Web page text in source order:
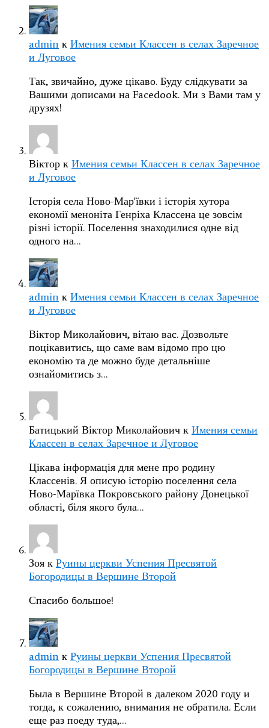
admin к Имения семьи Классен в селах Заречное
и Луговое
Так, звичайно, дуже цікаво. Буду слідкувати за
Вашими дописами на Facedook. Ми з Вами там у
друзях!
Віктор к Имения семьи Классен в селах Заречное
и Луговое
Історія села Ново-Мар'ївки і історія хутора
економії меноніта Генріха Классена це зовсім
різні історії. Поселення знаходилися одне від
одного на…
admin к Имения семьи Классен в селах Заречное
и Луговое
Віктор Миколайович, вітаю вас. Дозвольте
поцікавитись, що саме вам відомо про цю
економію та де можно буде детальніше
ознайомитись з…
Батицький Віктор Миколайович к Имения семьи
Классен в селах Заречное и Луговое
Цікава інформація для мене про родину
Классенів. Я описую історію поселення села
Ново-Марївка Покровського району Донецької
області, біля якого була…
Зоя к Руины церкви Успения Пресвятой
Богородицы в Вершине Второй
Спасибо большое!
admin к Руины церкви Успения Пресвятой
Богородицы в Вершине Второй
Была в Вершине Второй в далеком 2020 году и
тогда, к сожалению, внимания не обратила. Если
еще раз поеду туда,…